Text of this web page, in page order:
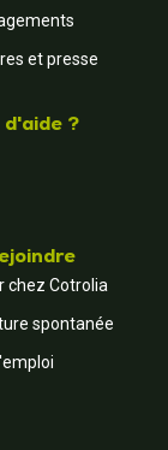
et presse
d'aide ?
chez Cotrolia
spontanée